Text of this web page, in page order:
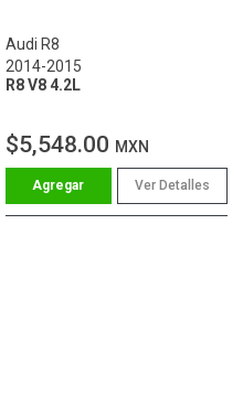
Audi R8
2014-2015
R8 V8 4.2L
$5,548.00 MXN
Ver Detalles